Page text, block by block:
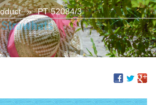
PT 52084/3